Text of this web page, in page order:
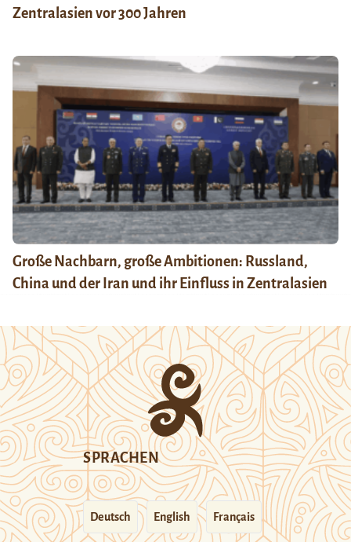
Zentralasien vor 300 Jahren
Große Nachbarn, große Ambitionen: Russland,
China und der Iran und ihr Einfluss in Zentralasien
SPRACHEN
Deutsch English Français